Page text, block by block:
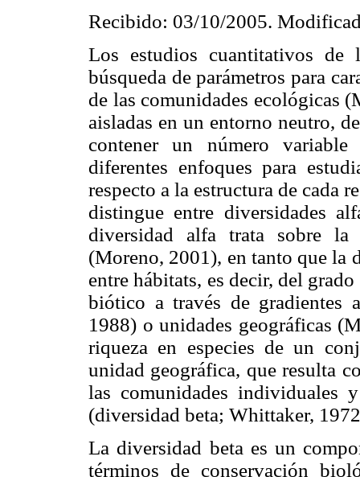
Recibido: 03/10/2005.
Los estudios cuantitativos
búsqueda de parámetros para
de las comunidades ecológicas
aisladas en un entorno neutro,
contener un número variable
diferentes enfoques para
respecto a la estructura de cada
distingue entre diversidades
diversidad alfa trata sobre la
(Moreno, 2001), en tanto que la
entre hábitats, es decir, del
biótico a través de gradientes
1988) o unidades geográficas
riqueza en especies de un
unidad geográfica, que resulta
las comunidades individuales
(diversidad beta; Whittaker,
La diversidad beta es un
términos de conservación